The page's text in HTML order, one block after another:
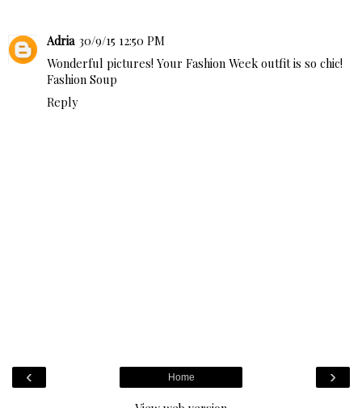
Adria 30/9/15 12:50 PM
Wonderful pictures! Your Fashion Week outfit is so chic!
Fashion Soup
Reply
‹ ›
Home